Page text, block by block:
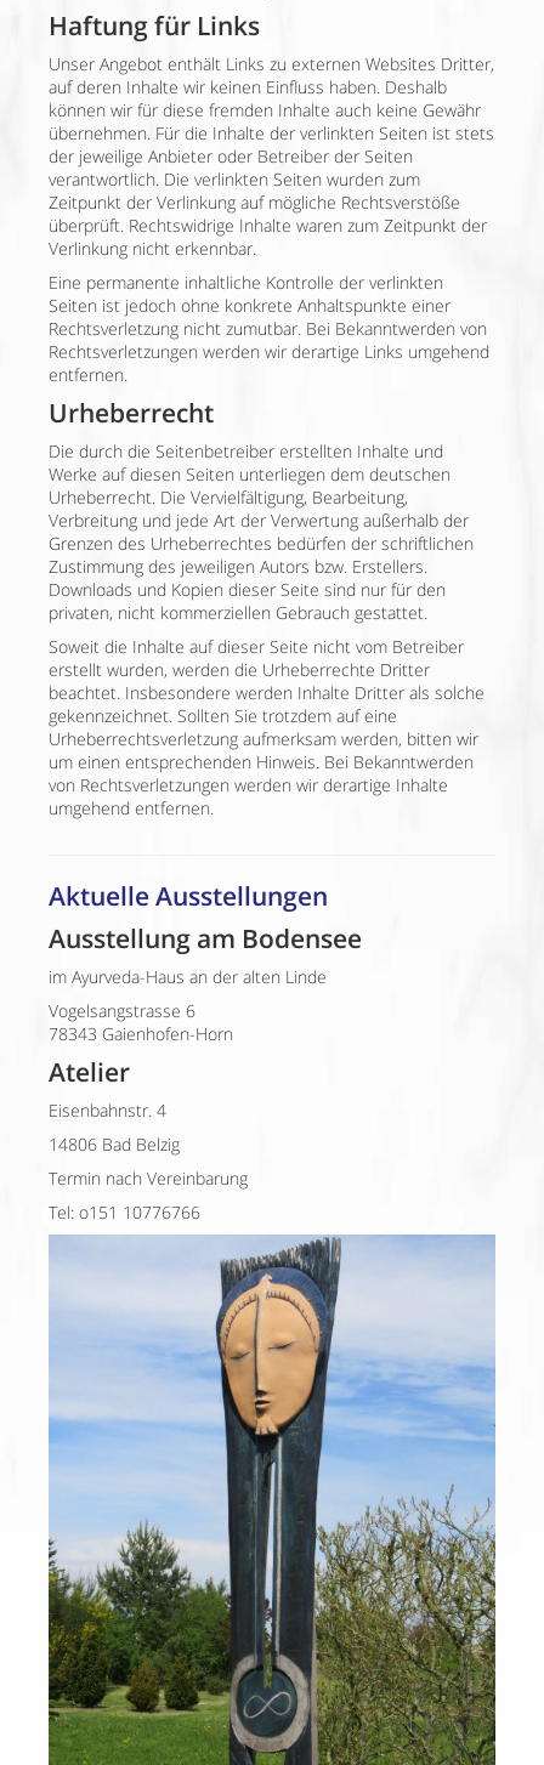
Haftung für Links
Unser Angebot enthält Links zu externen Websites Dritter,
auf deren Inhalte wir keinen Einfluss haben. Deshalb
können wir für diese fremden Inhalte auch keine Gewähr
übernehmen. Für die Inhalte der verlinkten Seiten ist stets
der jeweilige Anbieter oder Betreiber der Seiten
verantwortlich. Die verlinkten Seiten wurden zum
Zeitpunkt der Verlinkung auf mögliche Rechtsverstöße
überprüft. Rechtswidrige Inhalte waren zum Zeitpunkt der
Verlinkung nicht erkennbar.
Eine permanente inhaltliche Kontrolle der verlinkten
Seiten ist jedoch ohne konkrete Anhaltspunkte einer
Rechtsverletzung nicht zumutbar. Bei Bekanntwerden von
Rechtsverletzungen werden wir derartige Links umgehend
entfernen.
Urheberrecht
Die durch die Seitenbetreiber erstellten Inhalte und
Werke auf diesen Seiten unterliegen dem deutschen
Urheberrecht. Die Vervielfältigung, Bearbeitung,
Verbreitung und jede Art der Verwertung außerhalb der
Grenzen des Urheberrechtes bedürfen der schriftlichen
Zustimmung des jeweiligen Autors bzw. Erstellers.
Downloads und Kopien dieser Seite sind nur für den
privaten, nicht kommerziellen Gebrauch gestattet.
Soweit die Inhalte auf dieser Seite nicht vom Betreiber
erstellt wurden, werden die Urheberrechte Dritter
beachtet. Insbesondere werden Inhalte Dritter als solche
gekennzeichnet. Sollten Sie trotzdem auf eine
Urheberrechtsverletzung aufmerksam werden, bitten wir
um einen entsprechenden Hinweis. Bei Bekanntwerden
von Rechtsverletzungen werden wir derartige Inhalte
umgehend entfernen.
Aktuelle Ausstellungen
Ausstellung am Bodensee
im Ayurveda-Haus an der alten Linde
Vogelsangstrasse 6
78343 Gaienhofen-Horn
Atelier
Eisenbahnstr. 4
14806 Bad Belzig
Termin nach Vereinbarung
Tel: o151 10776766